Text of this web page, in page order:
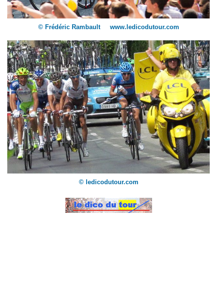
© Frédéric Rambault www.ledicodutour.com
© ledicodutour.com